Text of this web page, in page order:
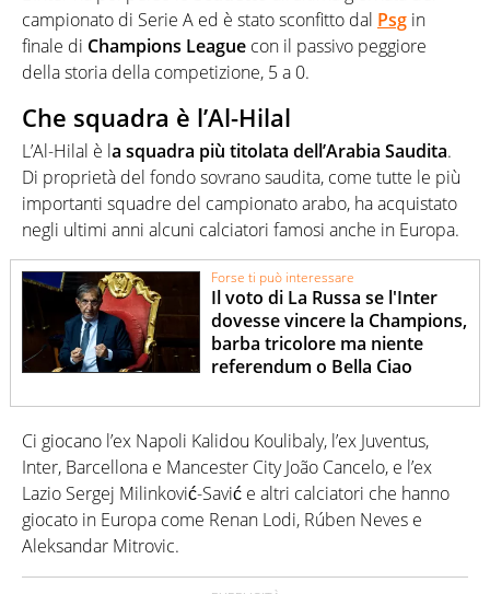
campionato di Serie A ed è stato sconfitto dal Psg in
finale di Champions League con il passivo peggiore
della storia della competizione, 5 a 0.
Che squadra è l’Al-Hilal
L’Al-Hilal è la squadra più titolata dell’Arabia Saudita.
Di proprietà del fondo sovrano saudita, come tutte le più
importanti squadre del campionato arabo, ha acquistato
negli ultimi anni alcuni calciatori famosi anche in Europa.
Forse ti può interessare
Il voto di La Russa se l'Inter
dovesse vincere la Champions,
barba tricolore ma niente
referendum o Bella Ciao
Ci giocano l’ex Napoli Kalidou Koulibaly, l’ex Juventus,
Inter, Barcellona e Mancester City João Cancelo, e l’ex
Lazio Sergej Milinković-Savić e altri calciatori che hanno
giocato in Europa come Renan Lodi, Rúben Neves e
Aleksandar Mitrovic.